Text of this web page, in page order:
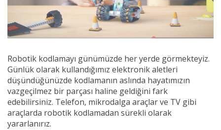
Robotik kodlamayı günümüzde her yerde görmekteyiz.
Günlük olarak kullandığımız elektronik aletleri
düşündüğünüzde kodlamanın aslında hayatımızın
vazgeçilmez bir parçası haline geldiğini fark
edebilirsiniz. Telefon, mikrodalga araçlar ve TV gibi
araçlarda robotik kodlamadan sürekli olarak
yararlanırız.